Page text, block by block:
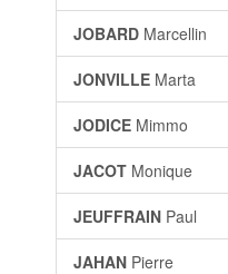
JOBARD Marcellin
JONVILLE Marta
JODICE Mimmo
JACOT Monique
JEUFFRAIN Paul
JAHAN Pierre